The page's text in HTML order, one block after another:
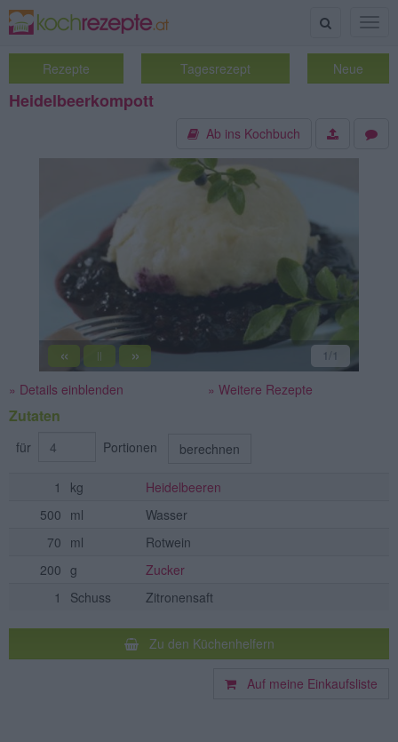
Suche
Rezepte Tagesrezept Neue
Heidelbeerkompott
Ab ins Kochbuch
« || » 1 /1
» Details einblenden » Weitere Rezepte
Zutaten
für Portionen berechnen
1 kg
Heidelbeeren
500 ml
Wasser
70 ml
Rotwein
200 g
Zucker
1
Schuss Zitronensaft
Zu den Küchenhelfern
Auf meine Einkaufsliste